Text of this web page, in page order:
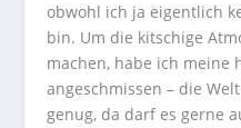
obwohl ich ja eigentlich
bin. Um die kitschige
machen, habe ich meine
angeschmissen – die
genug, da darf es gerne